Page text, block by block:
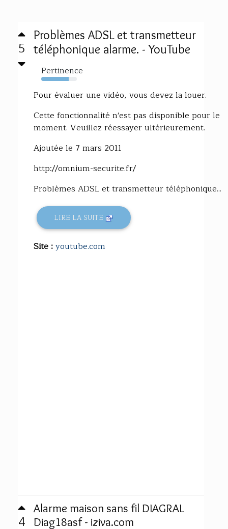
5
Problèmes ADSL et transmetteur
téléphonique alarme. - YouTube
Pertinence
77%
Pour évaluer une vidéo, vous devez la louer.
Cette fonctionnalité n'est pas disponible pour le
moment. Veuillez réessayer ultérieurement.
Ajoutée le 7 mars 2011
http://omnium-securite.fr/
Problèmes ADSL et transmetteur téléphonique...
LIRE LA SUITE
Site :youtube.com
4
Alarme maison sans fil DIAGRAL
Diag18asf - iziva.com